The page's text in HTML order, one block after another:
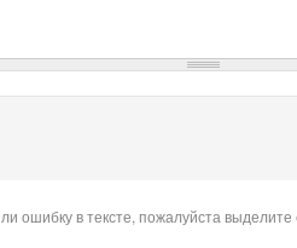
ошибку в тексте, пожалуйста